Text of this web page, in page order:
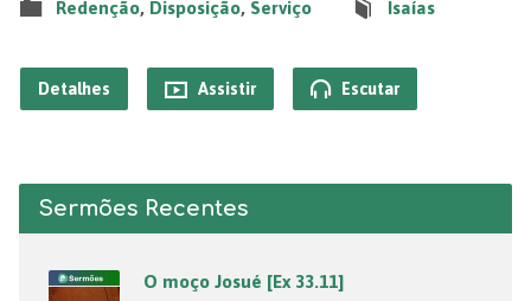
Redenção, Disposição, Serviço Isaías
Detalhes Assistir Escutar
Sermões Recentes
O moço Josué [Ex 33.11]